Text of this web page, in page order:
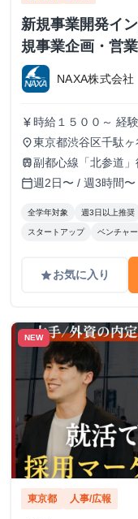
新規事業開発イ
規事業企画・営業
NAXA株式会社
currency_yen 時給１５００～ 経
place東京都渋谷区千駄
train副都心線「北参道
calendar_today週2日〜 / 週3時間〜
全学年対象 週3日以上推奨
スタートアップ ベンチャー
gradeお気に入り
NEW
東京都 人事/広報